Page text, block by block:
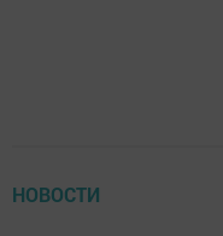
НОВОСТИ